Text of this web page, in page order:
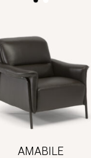
AMABILE